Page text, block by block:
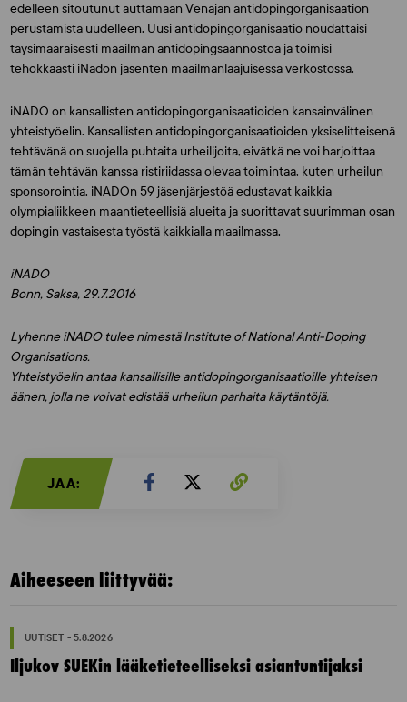
edelleen sitoutunut auttamaan Venäjän antidopingorganisaation
perustamista uudelleen. Uusi antidopingorganisaatio noudattaisi
täysimääräisesti maailman antidopingsäännöstöä ja toimisi
tehokkaasti iNadon jäsenten maailmanlaajuisessa verkostossa.
iNADO on kansallisten antidopingorganisaatioiden kansainvälinen
yhteistyöelin. Kansallisten antidopingorganisaatioiden yksiselitteisenä
tehtävänä on suojella puhtaita urheilijoita, eivätkä ne voi harjoittaa
tämän tehtävän kanssa ristiriidassa olevaa toimintaa, kuten urheilun
sponsorointia. iNADOn 59 jäsenjärjestöä edustavat kaikkia
olympialiikkeen maantieteellisiä alueita ja suorittavat suurimman osan
dopingin vastaisesta työstä kaikkialla maailmassa.
iNADO
Bonn, Saksa, 29.7.2016
Lyhenne iNADO tulee nimestä Institute of National Anti-Doping
Organisations.
Yhteistyöelin antaa kansallisille antidopingorganisaatioille yhteisen
äänen, jolla ne voivat edistää urheilun parhaita käytäntöjä.
JAA:
Aiheeseen liittyvää:
UUTISET - 5.8.2026
Iljukov SUEKin lääketieteelliseksi asiantuntijaksi